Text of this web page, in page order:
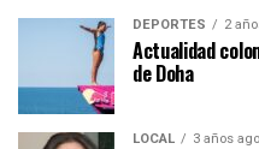
DEPORTES 2
Actualidad
de Doha
LOCAL 3 años ago